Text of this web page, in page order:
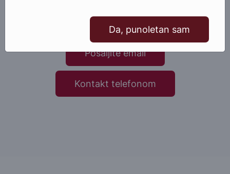
proizvoda, slobodno nam se obratite.
Pošaljite email
Kontakt telefonom
Da, punoletan sam